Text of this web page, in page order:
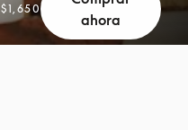
$1,650
ahora